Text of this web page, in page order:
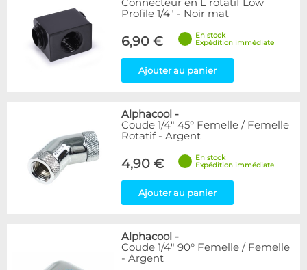
Connecteur en L rotatif Low
Profile 1/4" - Noir mat
6,90 €
En stock
Expédition immédiate
Ajouter au panier
Alphacool -
Coude 1/4" 45° Femelle / Femelle
Rotatif - Argent
4,90 €
En stock
Expédition immédiate
Ajouter au panier
Alphacool -
Coude 1/4" 90° Femelle / Femelle
- Argent